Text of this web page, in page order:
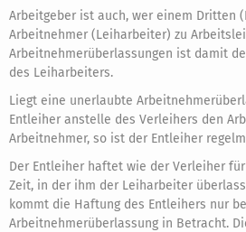
Arbeitgeber ist auch, wer einem Dritten
Arbeitnehmer (Leiharbeiter) zu
Arbeitnehmerüberlassungen ist damit
des Leiharbeiters.
Liegt eine unerlaubte
Entleiher anstelle des Verleihers den
Arbeitnehmer, so ist der Entleiher
Der Entleiher haftet wie der Verleiher
Zeit, in der ihm der Leiharbeiter
kommt die Haftung des Entleihers nur
Arbeitnehmerüberlassung in Betracht.